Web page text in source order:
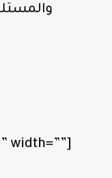
width=””]